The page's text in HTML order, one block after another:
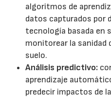
algoritmos de
datos capturados por
tecnología basada en
monitorear la sanidad
suelo.
Análisis predictivo:
aprendizaje
predecir impactos de